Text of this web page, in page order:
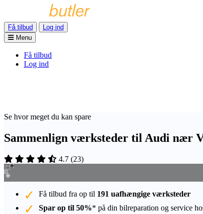
Få tilbud
Log ind
Menu
Få tilbud
Log ind
Se hvor meget du kan spare
Sammenlign værksteder til Audi nær
4.7 (23)
Få tilbud fra op til 191 uafhængige værksteder
Spar op til 50%* på din bilreparation og service